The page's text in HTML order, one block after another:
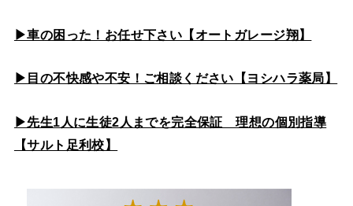
▶車の困った！お任せ下さい【オートガレージ翔】
▶目の不快感や不安！ご相談ください【ヨシハラ薬局】
▶先生1人に生徒2人までを完全保証 理想の個別指導
【サルト足利校】